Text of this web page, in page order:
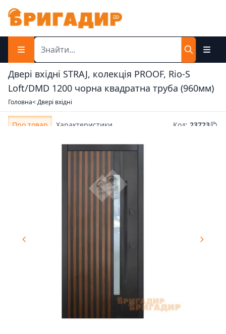
Двері вхідні STRAJ, колекція PROOF, Rio-S
Loft/DMD 1200 чорна квадратна труба (960мм)
Головна< Двері вхідні
Про товар Характеристики Код: 23723